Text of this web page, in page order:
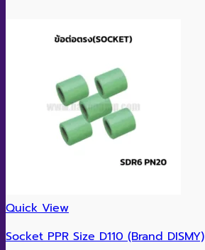
Quick View
Socket PPR Size D110 (Brand DISMY)